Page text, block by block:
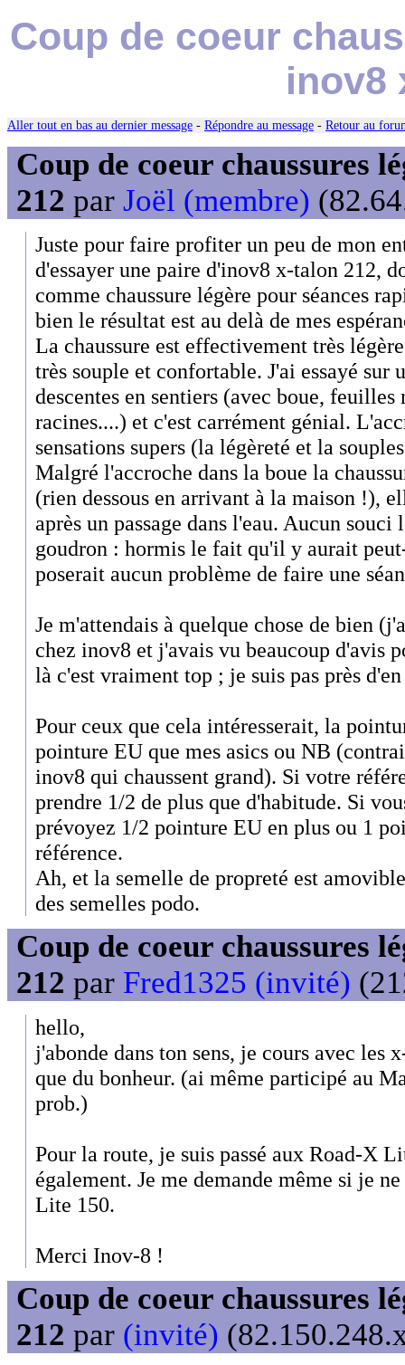
Coup de coeur
inov8
Aller tout en bas au dernier message - Répondre au message - Retour au
Coup de coeur chaussures
212 par Joël (membre)
Juste pour faire profiter un peu de mon
d'essayer une paire d'inov8 x-talon 212,
comme chaussure légère pour séances
bien le résultat est au delà de mes
La chaussure est effectivement très
très souple et confortable. J'ai essayé sur
descentes en sentiers (avec boue, feuilles
racines....) et c'est carrément génial.
sensations supers (la légèreté et la
Malgré l'accroche dans la boue la
(rien dessous en arrivant à la maison !),
après un passage dans l'eau. Aucun souci
goudron : hormis le fait qu'il y aurait
poserait aucun problème de faire une
Je m'attendais à quelque chose de bien
chez inov8 et j'avais vu beaucoup d'avis
là c'est vraiment top ; je suis pas près
Pour ceux que cela intéresserait, la
pointure EU que mes asics ou NB
inov8 qui chaussent grand). Si votre
prendre 1/2 de plus que d'habitude. Si
prévoyez 1/2 pointure EU en plus ou 1
référence.
Ah, et la semelle de propreté est
des semelles podo.
Coup de coeur chaussures
212 par Fred1325 (invité)
hello,
j'abonde dans ton sens, je cours avec les
que du bonheur. (ai même participé au
prob.)
Pour la route, je suis passé aux Road-X
également. Je me demande même si je
Lite 150.
Merci Inov-8 !
Coup de coeur chaussures
212 par (invité)